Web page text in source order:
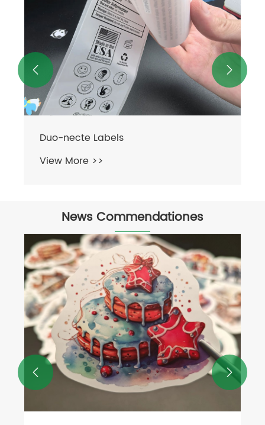
Motor Oil Multi-layer Label
View More >>
 
News Commendationes
 